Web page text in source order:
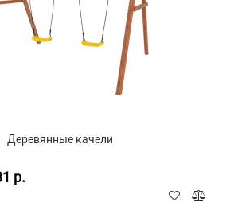
Деревянные качели
р.